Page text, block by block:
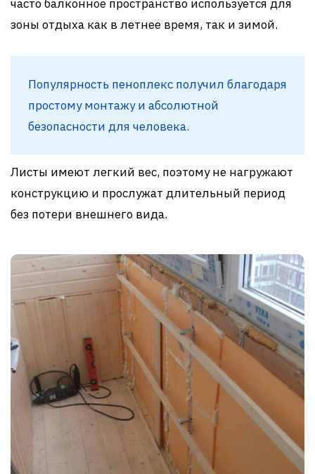
часто балконное пространство используется для
зоны отдыха как в летнее время, так и зимой.
Популярность пеноплекс получил благодаря
простому монтажу и абсолютной
безопасности для человека.
Листы имеют легкий вес, поэтому не нагружают
конструкцию и прослужат длительный период
без потери внешнего вида.